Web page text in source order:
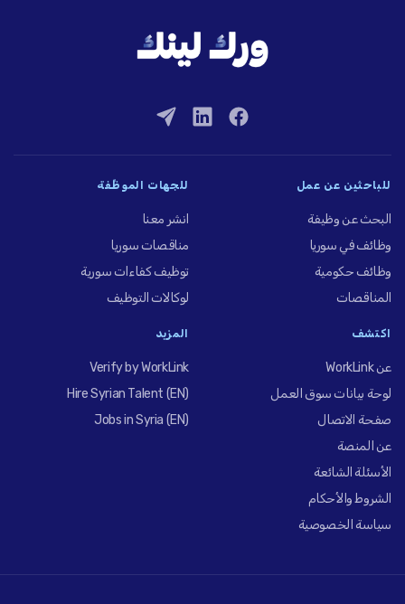
للباحثين عن عمل
البحث عن وظيفة
وظائف في سوريا
وظائف حكومية
المناقصات
للجهات الموظِّفة
انشر معنا
مناقصات سوريا
توظيف كفاءات سورية
لوكالات التوظيف
اكتشف
عن WorkLink
لوحة بيانات سوق العمل
صفحة الاتصال
عن المنصة
الأسئلة الشائعة
الشروط والأحكام
سياسة الخصوصية
المزيد
Verify by WorkLink
Hire Syrian Talent (EN)
Jobs in Syria (EN)